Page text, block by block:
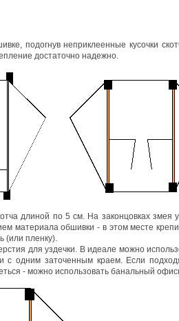
подогнув неприклеенные кусочки
достаточно надежно.
длиной по 5 см. На законцовках
материала обшивки - в этом месте
(или пленку).
для уздечки. В идеале можно
с одним заточенным краем. Если
- можно использовать банальный